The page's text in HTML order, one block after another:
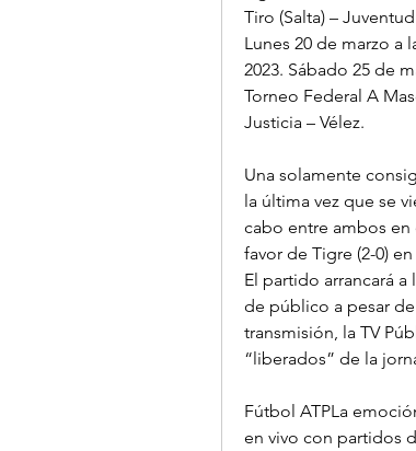
Tiro (Salta) –
Lunes 20 de marzo a
2023. Sábado 25 de
Torneo Federal A
Justicia – Vélez.
Una solamente
la última vez que se
cabo entre ambos
favor de Tigre (2-0)
El partido arrancará
de público a pesar
transmisión, la TV
“liberados” de la
Fútbol ATPLa
en vivo con partidos